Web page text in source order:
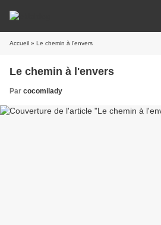
Accueil » Le chemin à l'envers
Le chemin à l'envers
Par cocomilady